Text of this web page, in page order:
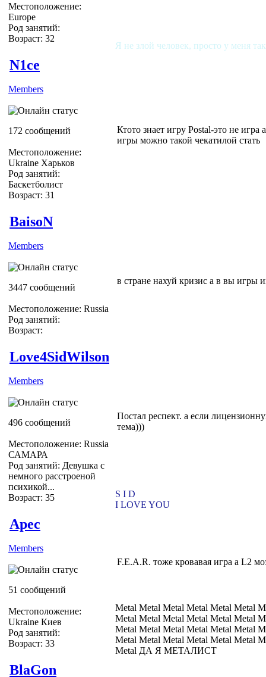
Местоположение:
Europe
Род занятий:
Возраст: 32
Я не злой человек, просто у меня
N1ce
Members
172 сообщений
Местоположение:
Ukraine Харьков
Род занятий:
Баскетболист
Возраст: 31
Ктото знает игру Postal-это не
игры можно такой чекатилой стать
BaisoN
Members
3447 сообщений
Местоположение: Russia
Род занятий:
Возраст:
в стране нахуй кризис а в вы игры
Love4SidWilson
Members
496 сообщений
Местоположение: Russia
САМАРА
Род занятий: Девушка с
немного расстроеной
психикой...
Возраст: 35
Постал респект. а если
тема)))
S I D
I LOVE YOU
Apec
Members
51 сообщений
Местоположение:
Ukraine Киев
Род занятий:
Возраст: 33
F.E.A.R. тоже кровавая игра а L2
Metal Metal Metal Metal Metal Metal
Metal Metal Metal Metal Metal Metal
Metal Metal Metal Metal Metal Metal
Metal Metal Metal Metal Metal Metal
Metal ДА Я МЕТАЛИСТ
BlaGon